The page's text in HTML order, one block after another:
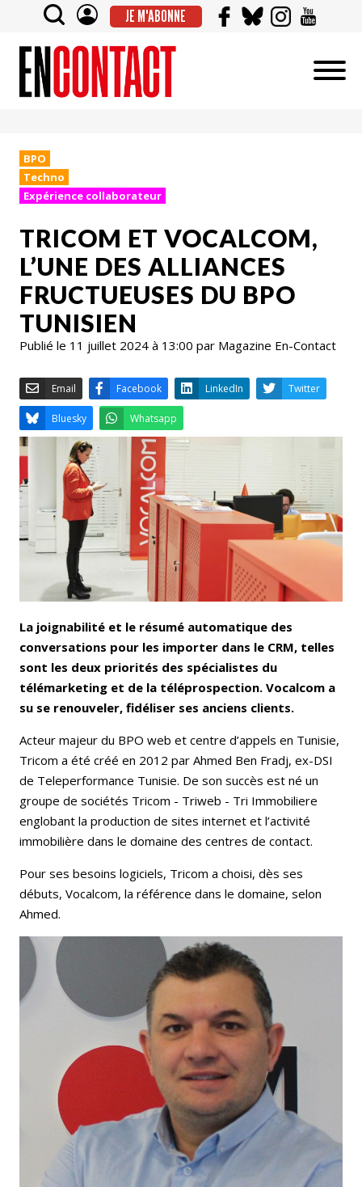
JE M'ABONNE
BPO
Techno
Expérience collaborateur
TRICOM ET VOCALCOM,
L’UNE DES ALLIANCES
FRUCTUEUSES DU BPO
TUNISIEN
Publié le 11 juillet 2024 à 13:00 par Magazine En-Contact
Email Facebook LinkedIn
Bluesky Whatsapp
La joignabilité et le résumé automatique des
conversations pour les importer dans le CRM, telles
sont les deux priorités des spécialistes du
télémarketing et de la téléprospection. Vocalcom a
su se renouveler, fidéliser ses anciens clients.
Acteur majeur du BPO web et centre d’appels en Tunisie,
Tricom a été créé en 2012 par Ahmed Ben Fradj, ex-DSI
de Teleperformance Tunisie. De son succès est né un
groupe de sociétés Tricom - Triweb - Tri Immobiliere
englobant la production de sites internet et l’activité
immobilière dans le domaine des centres de contact.
Pour ses besoins logiciels, Tricom a choisi, dès ses
débuts, Vocalcom, la référence dans le domaine, selon
Ahmed.